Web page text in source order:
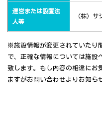
運営または設置法
人等
（株）サ
※施設情報が変更されていたり
で、正確な情報については施設
致します。もし内容の相違にお
ますがお問い合わせよりお知ら